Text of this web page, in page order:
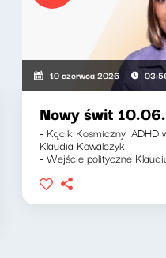
10 czerwca 2026
Nowy świt
- Kącik Kosmiczny: ADHD
Klaudia Kowalczyk
- Wejście polityczne